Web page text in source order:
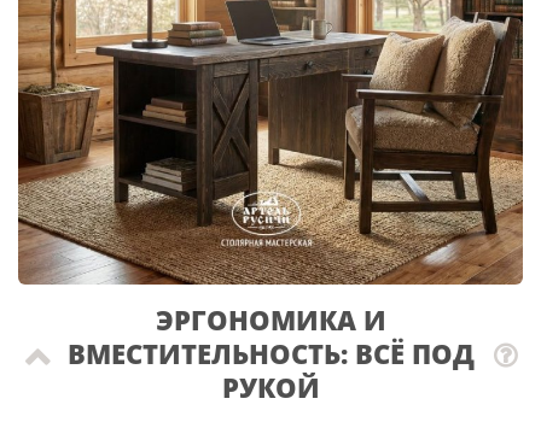
ЭРГОНОМИКА И
ВМЕСТИТЕЛЬНОСТЬ: ВСЁ ПОД
РУКОЙ